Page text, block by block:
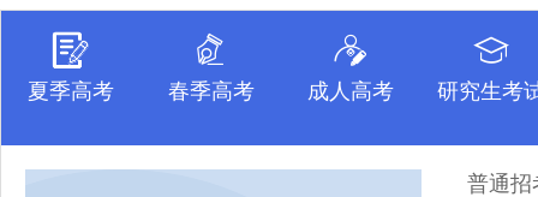
夏季高考 春季高考 成人高考 研究生考
普通招